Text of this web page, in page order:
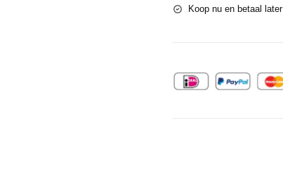
Koop nu en betaal later